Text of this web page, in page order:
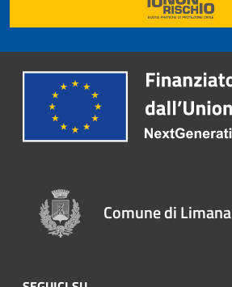
Comune di Limana